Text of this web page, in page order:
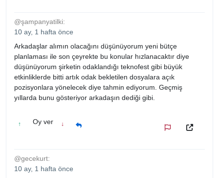
@şampanyatilki:
10 ay, 1 hafta önce
Arkadaşlar alımın olacağını düşünüyorum yeni bütçe
planlaması ile son çeyrekte bu konular hızlanacaktır diye
düşünüyorum şirketin odaklandığı teknofest gibi büyük
etkinliklerde bitti artık odak bekletilen dosyalara açık
pozisyonlara yönelecek diye tahmin ediyorum. Geçmiş
yıllarda bunu gösteriyor arkadaşın dediği gibi.
↑ Oy ver ↓
@gecekurt:
10 ay, 1 hafta önce